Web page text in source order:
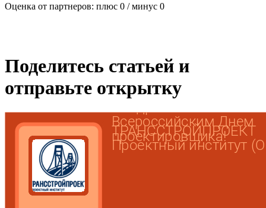
Оценка от партнеров: плюс 0 / минус 0
Поделитесь статьей и
отправьте открытку